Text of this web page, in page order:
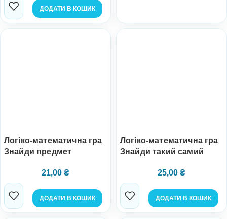
ДОДАТИ В КОШИК
Логіко-математична гра
Знайди предмет
21,00 ₴
ДОДАТИ В КОШИК
Логіко-математична гра
Знайди такий самий
25,00 ₴
ДОДАТИ В КОШИК